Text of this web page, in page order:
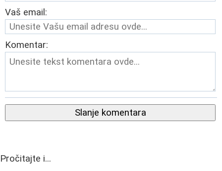
Vaš email:
Komentar:
Slanje komentara
Pročitajte i...